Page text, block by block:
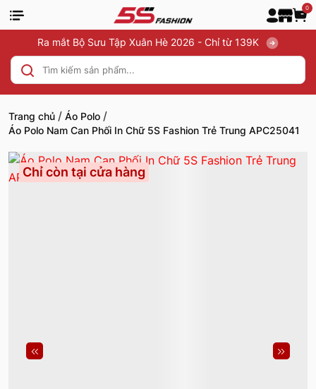
0
Ra mắt Bộ Sưu Tập Xuân Hè 2026 - Chỉ từ 139K
Trang chủ / Áo Polo /
Áo Polo Nam Can Phối In Chữ 5S Fashion Trẻ Trung APC25041
Chỉ còn tại cửa hàng